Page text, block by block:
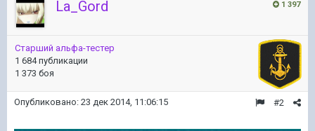
1 397
La_Gord
Старший альфа-тестер
1 684 публикации
1 373 боя
#2
Опубликовано: 23 дек 2014, 11:06:15